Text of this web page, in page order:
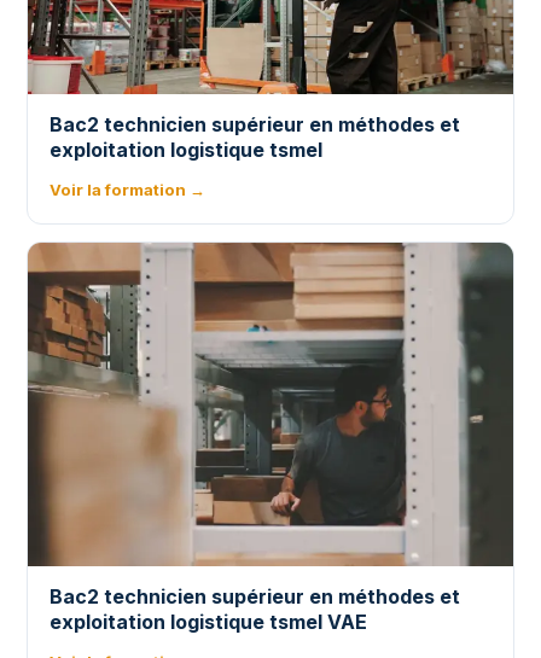
Bac2 technicien supérieur en méthodes et
exploitation logistique tsmel
Voir la formation →
Bac2 technicien supérieur en méthodes et
exploitation logistique tsmel VAE